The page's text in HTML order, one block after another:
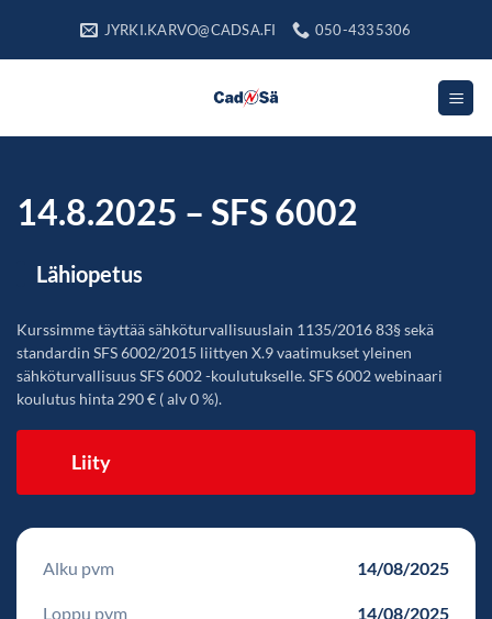
JYRKI.KARVO@CADSA.FI 050-4335306
14.8.2025 – SFS 6002
Lähiopetus
Kurssimme täyttää sähköturvallisuuslain 1135/2016 83§ sekä
standardin SFS 6002/2015 liittyen X.9 vaatimukset yleinen
sähköturvallisuus SFS 6002 -koulutukselle. SFS 6002 webinaari
koulutus hinta 290 € ( alv 0 %).
Liity
Alku pvm 14/08/2025
Loppu pvm 14/08/2025